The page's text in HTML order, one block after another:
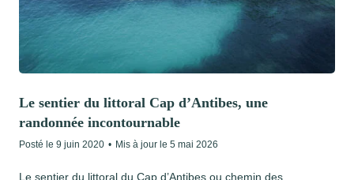
Le sentier du littoral Cap d’Antibes, une
randonnée incontournable
Posté le 9 juin 2020 • Mis à jour le 5 mai 2026
Le sentier du littoral du Cap d’Antibes ou chemin des